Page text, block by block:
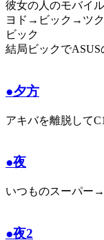
彼女の人のモバイ
ヨド→ビック→ツ
ビック
結局ビックで
●夕方
アキバを離脱して
●夜
いつものスーパー
●夜2